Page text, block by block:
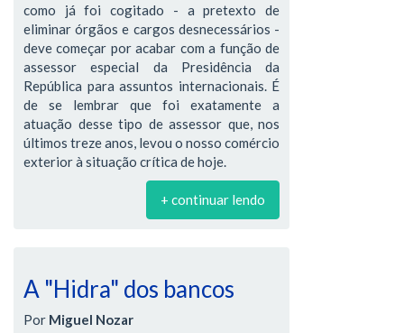
como já foi cogitado - a pretexto de
eliminar órgãos e cargos desnecessários -
deve começar por acabar com a função de
assessor especial da Presidência da
República para assuntos internacionais. É
de se lembrar que foi exatamente a
atuação desse tipo de assessor que, nos
últimos treze anos, levou o nosso comércio
exterior à situação crítica de hoje.
+ continuar lendo
A "Hidra" dos bancos
Por Miguel Nozar